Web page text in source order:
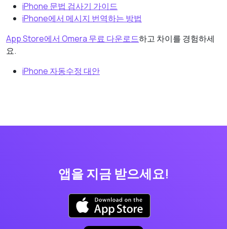
iPhone 문법 검사기 가이드
iPhone에서 메시지 번역하는 방법
App Store에서 Omera 무료 다운로드하고 차이를 경험하세
요.
iPhone 자동수정 대안
앱을 지금 받으세요!